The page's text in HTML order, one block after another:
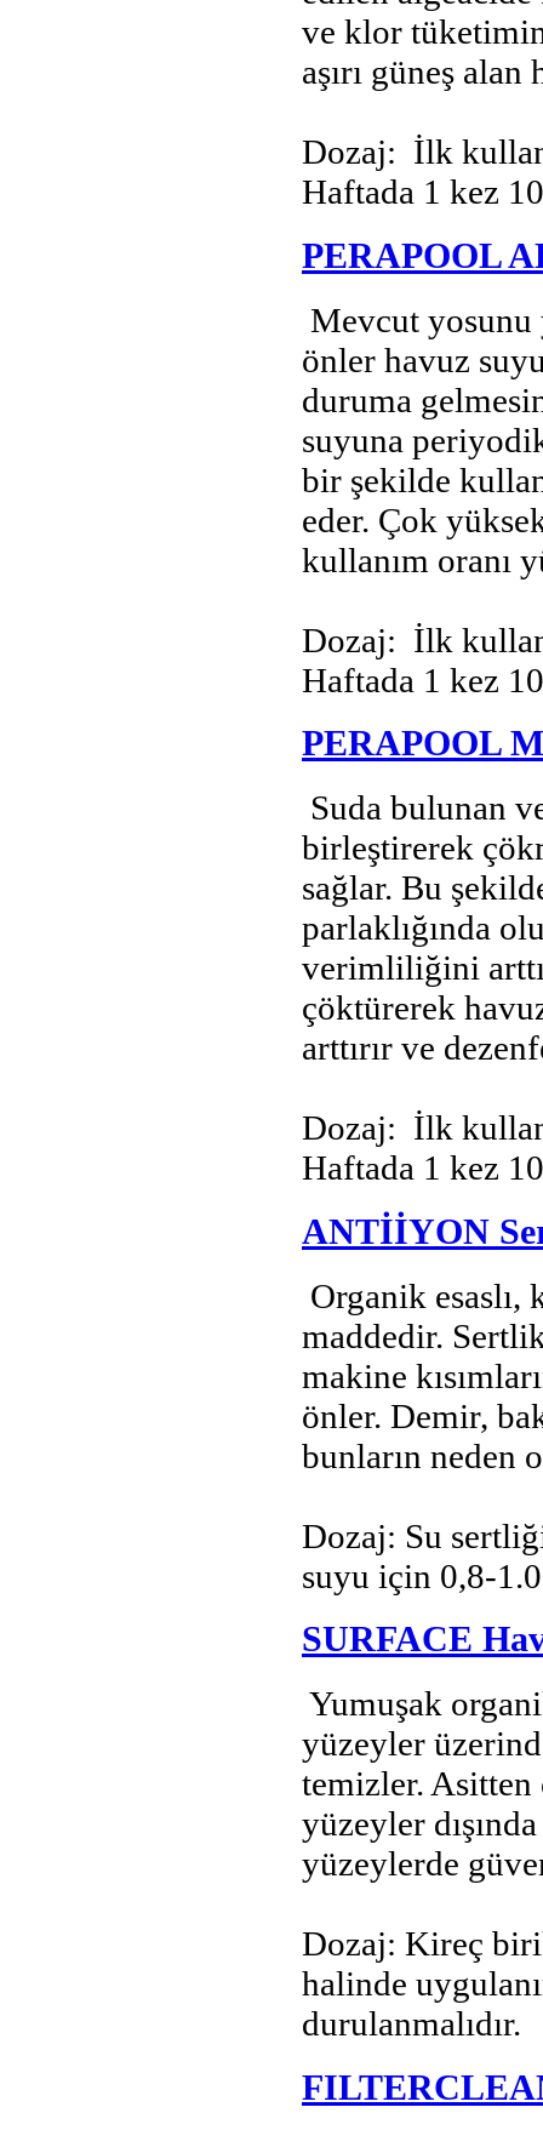
ve klor
aşırı güneş
Dozaj: İlk
Haftada 1 kez
PERAPOOL
Mevcut yosunu
önler havuz
duruma
suyuna
bir şekilde
eder. Çok
kullanım oranı
Dozaj: İlk
Haftada 1 kez
PERAPOOL
Suda bulunan
birleştirerek
sağlar. Bu
parlaklığında
verimliliğini
çöktürerek
arttırır ve
Dozaj: İlk
Haftada 1 kez
ANTİİYON
Organik esaslı,
maddedir.
makine
önler. Demir,
bunların neden
Dozaj: Su
suyu için 0,8-
SURFACE
Yumuşak
yüzeyler
temizler.
yüzeyler
yüzeylerde
Dozaj: Kireç
halinde
durulanmalıdır.